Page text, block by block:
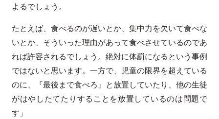
よるでしょう。
たとえば、食べるのが遅いとか、集中力を欠いて食べな
いとか、そういった理由があって食べさせているのであ
れば許容されるでしょう。絶対に体罰になるという事例
ではないと思います。一方で、児童の限界を超えている
のに、『最後まで食べろ』と放置していたり、他の生徒
がはやしたてたりすることを放置しているのは問題で
す」